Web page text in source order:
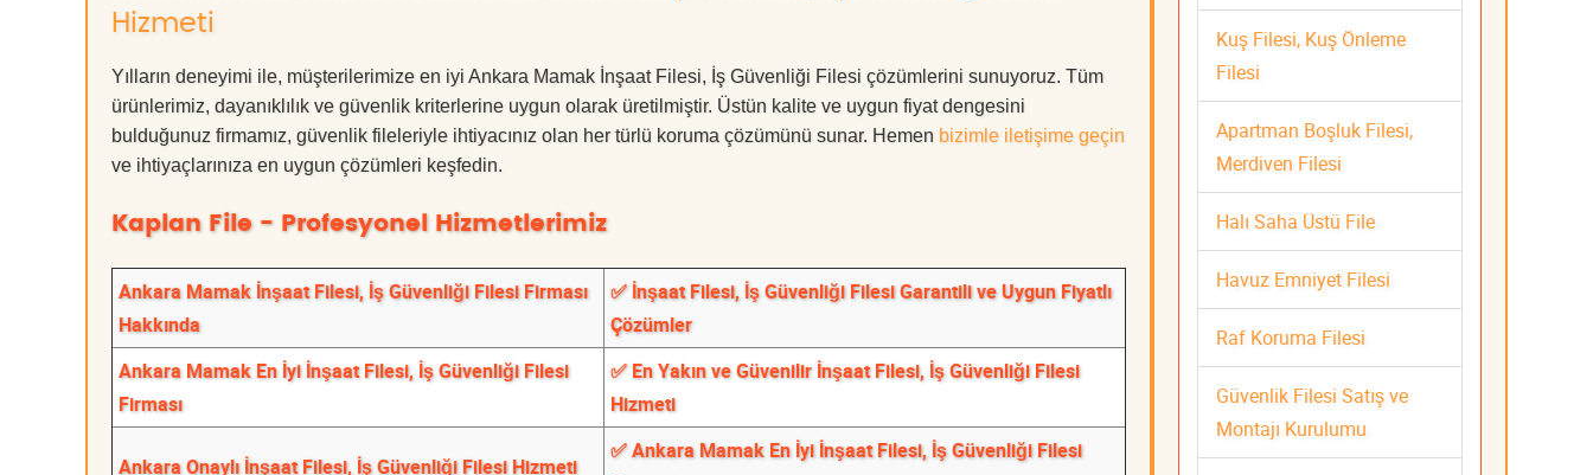
Hizmeti
Yılların deneyimi ile, müşterilerimize en iyi Ankara Mamak İnşaat Filesi, İş Güvenliği Filesi çözümlerini sunuyoruz. Tüm
ürünlerimiz, dayanıklılık ve güvenlik kriterlerine uygun olarak üretilmiştir. Üstün kalite ve uygun fiyat dengesini
bulduğunuz firmamız, güvenlik fileleriyle ihtiyacınız olan her türlü koruma çözümünü sunar. Hemen bizimle iletişime geçin
ve ihtiyaçlarınıza en uygun çözümleri keşfedin.
Kaplan File - Profesyonel Hizmetlerimiz
Ankara Mamak İnşaat Filesi, İş Güvenliği Filesi Firması
Hakkında
✅ İnşaat Filesi, İş Güvenliği Filesi Garantili ve Uygun Fiyatlı
Çözümler
Ankara Mamak En İyi İnşaat Filesi, İş Güvenliği Filesi
Firması
✅ En Yakın ve Güvenilir İnşaat Filesi, İş Güvenliği Filesi
Hizmeti
Ankara Onaylı İnşaat Filesi, İş Güvenliği Filesi Hizmeti
✅ Ankara Mamak En İyi İnşaat Filesi, İş Güvenliği Filesi
Kuş Filesi, Kuş Önleme
Filesi
Apartman Boşluk Filesi,
Merdiven Filesi
Halı Saha Üstü File
Havuz Emniyet Filesi
Raf Koruma Filesi
Güvenlik Filesi Satış ve
Montajı Kurulumu